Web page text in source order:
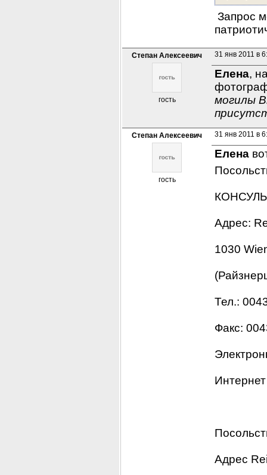
Запрос
Степан Алексеевич
гость
31 янв 2011 в
Елена,
могилы
Степан Алексеевич
гость
31 янв 2011 в
Елена
Адрес:
1030
Тел.:
Факс:
Адрес